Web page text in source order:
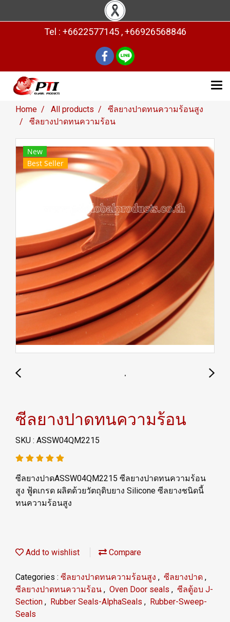
Tel : +6622577145 , +66926568846
Home All products
ซีลยางปาดทนความร้อนสูง
ซีลยางปาดทนความร้อน
New
Best Seller
ซีลยางปาดทนความร้อน
SKU : ASSW04QM2215
ซีลยางปาดASSW04QM2215 ซีลยางปาดทนความร้อน
สูง ฟู้ดเกรด ผลิตด้วยวัตถุดิบยาง Silicone ซีลยางชนิดนี้
ทนความร้อนสูง
Add to wishlist Compare
Categories : ซีลยางปาดทนความร้อนสูง , ซีลยางปาด ,
ซีลยางปาดทนความร้อน , Oven Door seals , ซีลตู้อบ J-
Section , Rubber Seals-AlphaSeals , Rubber-Sweep-
Seals